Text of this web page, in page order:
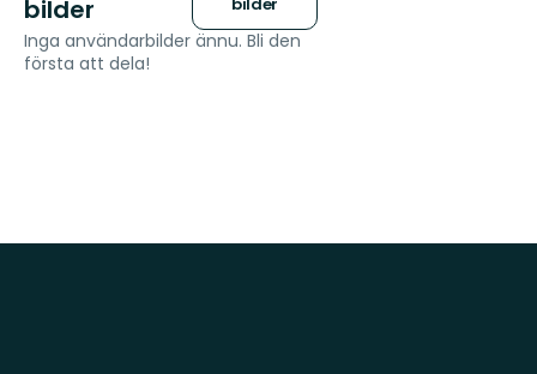
bilder
Inga användarbilder ännu. Bli den
första att dela!